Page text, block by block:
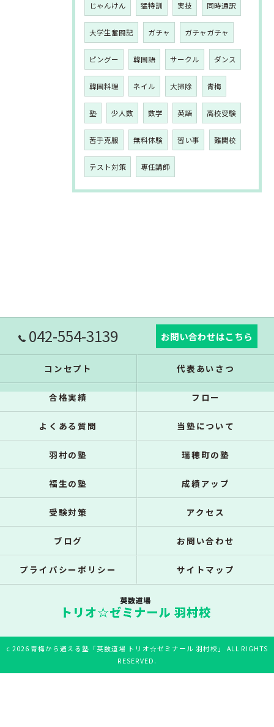
じゃんけん 猛特訓 実技 同時通訳
大学生奮闘記 ガチャ ガチャガチャ
ピングー 韓国語 サークル ダンス
韓国料理 ネイル 大掃除 青梅
塾 少人数 数学 英語 高校受験
苦手克服 無料体験 習い事 難関校
テスト対策 専任講師
042-554-3139 お問い合わせはこちら
コンセプト 代表あいさつ
合格実績 フロー
よくある質問 当塾について
羽村の塾 瑞穂町の塾
福生の塾 成績アップ
受験対策 アクセス
ブログ お問い合わせ
プライバシーポリシー サイトマップ
c 2026 青梅から通える塾「英数道場 トリオ☆ゼミナール 羽村校」 ALL RIGHTS
RESERVED.